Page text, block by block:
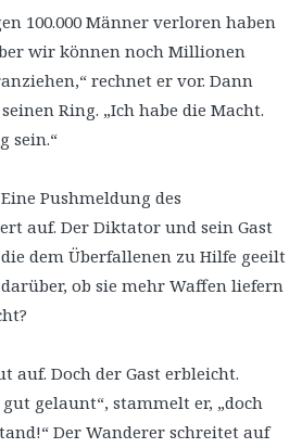
100.000 Männer verloren haben
wir können noch Millionen
rechnet er vor. Dann
Ring. „Ich habe die Macht.
sein.“
Pushmeldung des
auf. Der Diktator und sein Gast
dem Überfallenen zu Hilfe geeilt
ob sie mehr Waffen liefern
auf. Doch der Gast erbleicht.
gelaunt“, stammelt er, „doch
Der Wanderer schreitet auf